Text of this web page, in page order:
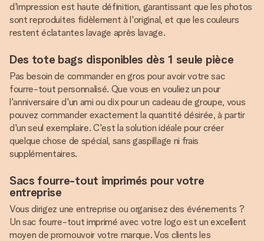
d'impression est haute définition, garantissant que les photos
sont reproduites fidèlement à l'original, et que les couleurs
restent éclatantes lavage après lavage.
Des tote bags disponibles dès 1 seule pièce
Pas besoin de commander en gros pour avoir votre sac
fourre-tout personnalisé. Que vous en vouliez un pour
l'anniversaire d'un ami ou dix pour un cadeau de groupe, vous
pouvez commander exactement la quantité désirée, à partir
d'un seul exemplaire. C'est la solution idéale pour créer
quelque chose de spécial, sans gaspillage ni frais
supplémentaires.
Sacs fourre-tout imprimés pour votre
entreprise
Vous dirigez une entreprise ou organisez des événements ?
Un sac fourre-tout imprimé avec votre logo est un excellent
moyen de promouvoir votre marque. Vos clients les